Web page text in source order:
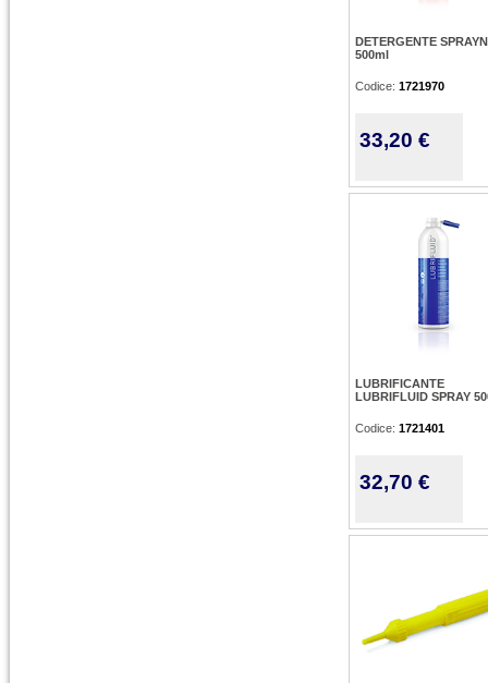
DETERGENTE
500ml
Codice: 1721970
33,20 €
LUBRIFICANTE
LUBRIFLUID SPRAY
Codice: 1721401
32,70 €